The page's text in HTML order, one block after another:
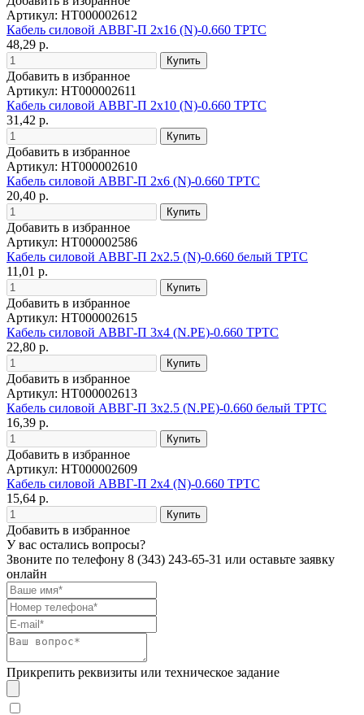
Артикул: НТ000002612
Кабель силовой АВВГ-П 2х16 (N)-0.660 ТРТС
48,29 р.
Добавить в избранное
Артикул: НТ000002611
Кабель силовой АВВГ-П 2х10 (N)-0.660 ТРТС
31,42 р.
Добавить в избранное
Артикул: НТ000002610
Кабель силовой АВВГ-П 2х6 (N)-0.660 ТРТС
20,40 р.
Добавить в избранное
Артикул: НТ000002586
Кабель силовой АВВГ-П 2х2.5 (N)-0.660 белый ТРТС
11,01 р.
Добавить в избранное
Артикул: НТ000002615
Кабель силовой АВВГ-П 3х4 (N.PE)-0.660 ТРТС
22,80 р.
Добавить в избранное
Артикул: НТ000002613
Кабель силовой АВВГ-П 3х2.5 (N.PE)-0.660 белый ТРТС
16,39 р.
Добавить в избранное
Артикул: НТ000002609
Кабель силовой АВВГ-П 2х4 (N)-0.660 ТРТС
15,64 р.
Добавить в избранное
У вас остались вопросы?
Звоните по телефону 8 (343) 243-65-31 или оставьте заявку
онлайн
Прикрепить реквизиты или техническое задание